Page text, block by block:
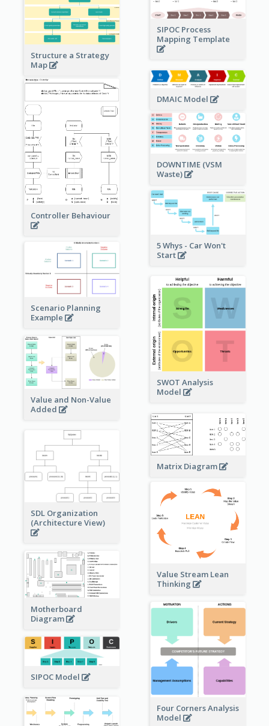
SIPOC Process
Mapping Template
Structure a Strategy
Map
DMAIC Model
Controller Behaviour
DOWNTIME (VSM
Waste)
5 Whys - Car Won't
Start
Scenario Planning
Example
SWOT Analysis
Model
Value and Non-Value
Added
Matrix Diagram
SDL Organization
(Architecture View)
Value Stream Lean
Thinking
Motherboard
Diagram
Four Corners Analysis
Model
SIPOC Model